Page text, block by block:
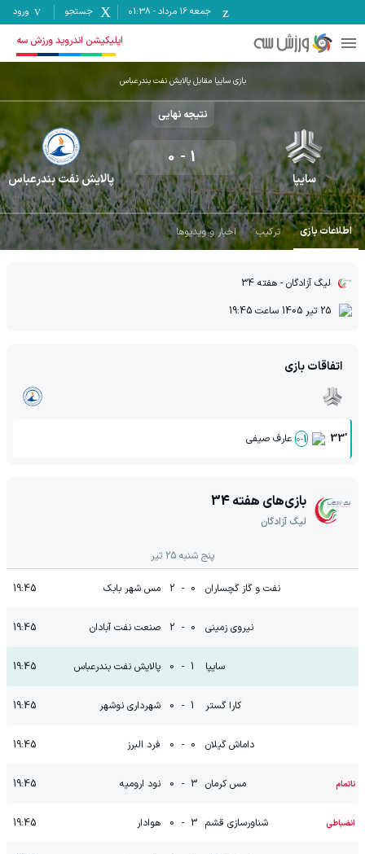
جمعه ۱۶ مرداد -
01:38 جستجو ورود
اپلیکیشن اندروید ورزش سه
بازی سایپا مقابل پالایش نفت بندرعباس
نتیجه نهایی
سایپا
1
-
0
پالایش نفت بندرعباس
اطلاعات بازی ترکیب اخبار و ویدیوها
لیگ آزادگان - هفته 34
25 تیر 1405
ساعت 19:45
اتفاقات بازی
33'
1
-
0 عارف صیفی
بازی‌های هفته34
لیگ آزادگان
پنج شنبه 25 تیر
نفت و گاز گچساران 0
-
2 مس شهر بابک 19:45
نیروی زمینی 0
-
2 صنعت نفت آبادان 19:45
سایپا 1
-
0 پالایش نفت بندرعباس 19:45
کارا گستر 1
-
0 شهرداری نوشهر 19:45
داماش گیلان 0
-
0 فرد البرز 19:45
ناتمام مس کرمان 3
-
0 نود ارومیه 19:45
انضباطی شناورسازی قشم 3
-
0 هوادار 19:45